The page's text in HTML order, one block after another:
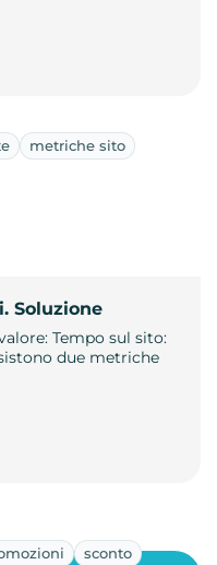
metriche sito
Soluzione
Tempo sul sito:
due metriche
sconto